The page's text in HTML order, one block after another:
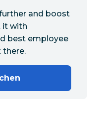
and boost
it with
best employee
there.